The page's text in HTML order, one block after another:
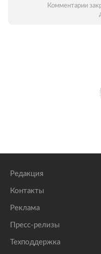
Комментарии
Редакция
Контакты
Реклама
Пресс-релизы
Техподдержка